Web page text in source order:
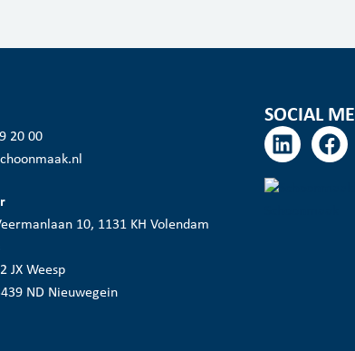
20 00
10, 1131 KH Volendam
JX Weesp
ND Nieuwegein
SOCIAL